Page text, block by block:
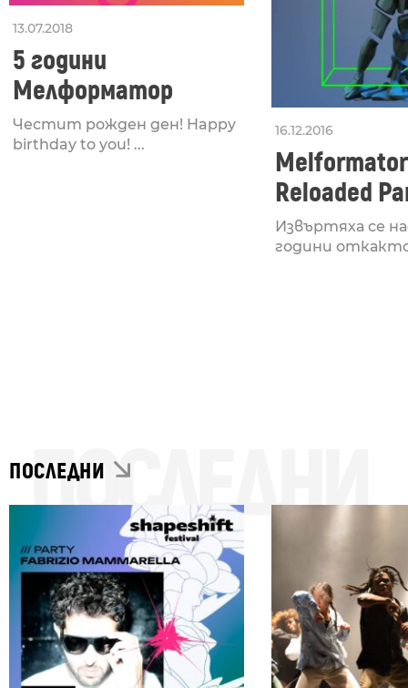
13.07.2018
5 години
Мелформатор
Честит рожден ден! Happy
birthday to you! ...
16.12.2016
Melformator
Reloaded
Извъртяха се
години
ПОСЛЕДНИ
ПОСЛЕДНИ